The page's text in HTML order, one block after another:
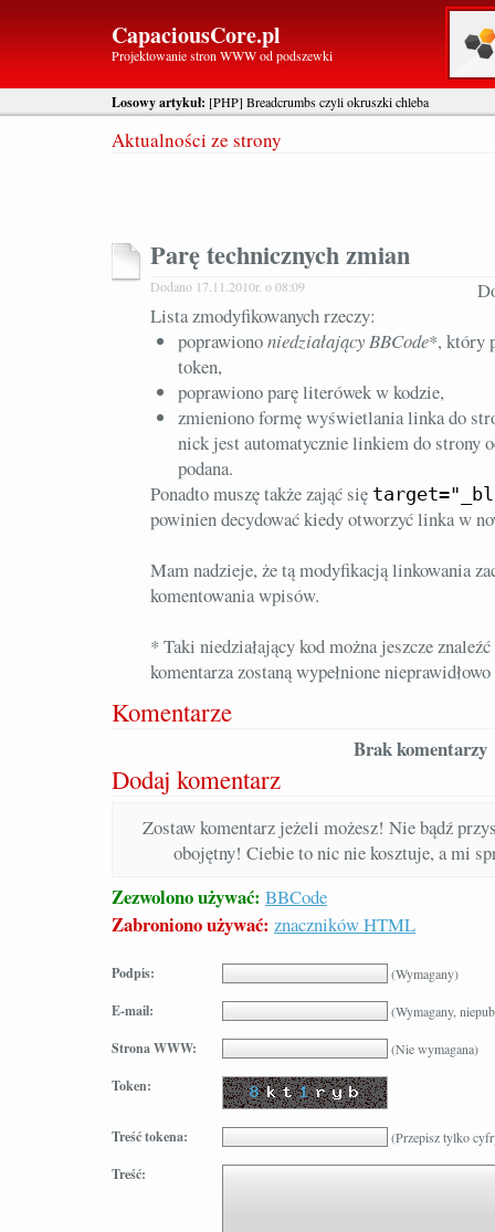
CapaciousCore.pl
Projektowanie stron WWW od podszewki
Losowy artykuł: [PHP] Breadcrumbs czyli okruszki chleba
Aktualności ze strony
Parę technicznych zmian
Dodano 17.11.2010r. o 08:09
Lista zmodyfikowanych rzeczy:
poprawiononiedziałający BBCode*, który
token,
poprawiono parę literówek w kodzie,
zmieniono formę wyświetlania linka do
nick jest automatycznie linkiem do strony
podana.
Ponadto muszę także zająć się
powinien decydować kiedy otworzyć linka w
Mam nadzieje, że tą modyfikacją linkowania
komentowania wpisów.
* Taki niedziałający kod można jeszcze
komentarza zostaną wypełnione nieprawidłowo
Komentarze
Brak komentarzy
Dodaj komentarz
Zostaw komentarz jeżeli możesz! Nie bądź
obojętny! Ciebie to nic nie kosztuje, a mi
Zezwolono używać: BBCode
Zabroniono używać: znaczników HTML
Podpis: (Wymagany)
E-mail: (Wymagany,
Strona WWW: (Nie wymagana)
Token:
Treść tokena: (Przepisz tylko
Treść: